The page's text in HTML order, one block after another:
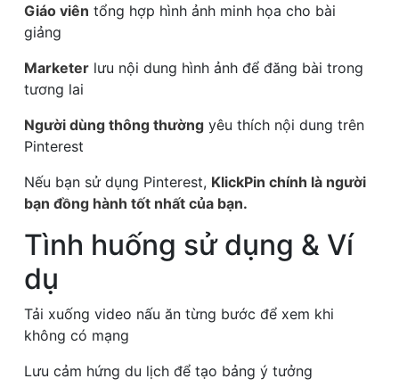
Giáo viên tổng hợp hình ảnh minh họa cho bài
giảng
Marketer lưu nội dung hình ảnh để đăng bài trong
tương lai
Người dùng thông thường yêu thích nội dung trên
Pinterest
Nếu bạn sử dụng Pinterest, KlickPin chính là người
bạn đồng hành tốt nhất của bạn.
Tình huống sử dụng & Ví
dụ
Tải xuống video nấu ăn từng bước để xem khi
không có mạng
Lưu cảm hứng du lịch để tạo bảng ý tưởng